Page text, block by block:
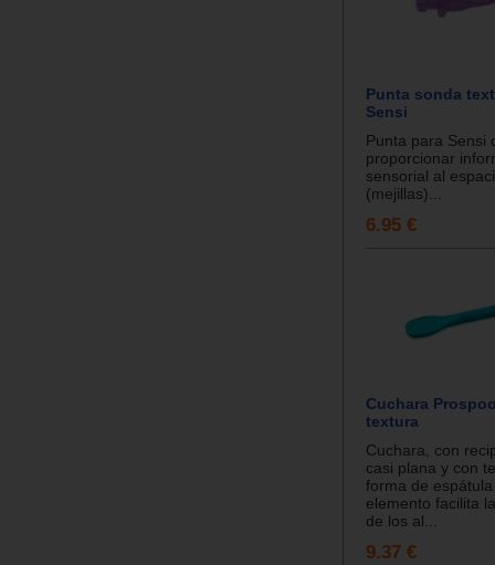
Punta sonda
Sensi
Punta para Sensi
proporcionar
sensorial al
(mejillas)...
6.95 €
Cuchara
textura
Cuchara, con
casi plana y con
forma de
elemento facilita
de los al...
9.37 €